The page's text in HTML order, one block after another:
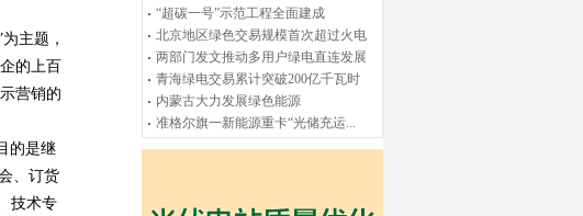
主题，
的上百
营销的
的是继
、订货
技术专
“超碳一号”示范工程全面建成
北京地区绿色交易规模首次超过火电
两部门发文推动多用户绿电直连发展
青海绿电交易累计突破200亿千瓦时
内蒙古大力发展绿色能源
准格尔旗一新能源重卡“光储充运...